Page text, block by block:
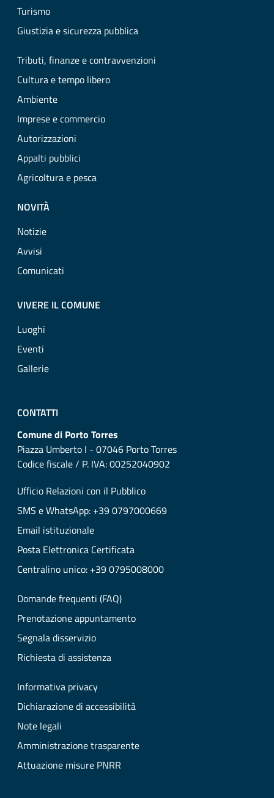
Turismo
Giustizia e sicurezza pubblica
Tributi, finanze e contravvenzioni
Cultura e tempo libero
Ambiente
Imprese e commercio
Autorizzazioni
Appalti pubblici
Agricoltura e pesca
NOVITÀ
Notizie
Avvisi
Comunicati
VIVERE IL COMUNE
Luoghi
Eventi
Gallerie
CONTATTI
Comune di Porto Torres
Piazza Umberto I - 07046 Porto Torres
Codice fiscale / P. IVA: 00252040902
Ufficio Relazioni con il Pubblico
SMS e WhatsApp: +39 0797000669
Email istituzionale
Posta Elettronica Certificata
Centralino unico: +39 0795008000
Domande frequenti (FAQ)
Prenotazione appuntamento
Segnala disservizio
Richiesta di assistenza
Informativa privacy
Dichiarazione di accessibilità
Note legali
Amministrazione trasparente
Attuazione misure PNRR